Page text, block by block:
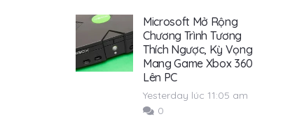
Microsoft Mở Rộng
Chương Trình Tương
Thích Ngược, Kỳ Vọng
Mang Game Xbox 360
Lên PC
Yesterday lúc 11:05 am
0